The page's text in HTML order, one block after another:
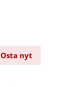
Osta nyt